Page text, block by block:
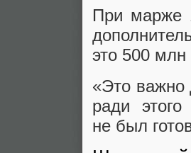
При марже
это 500 млн
«Это важно
ради
не был